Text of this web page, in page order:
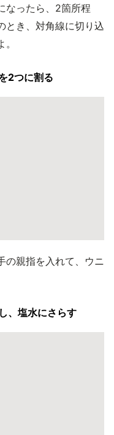
なったら、2箇所程
とき、対角線に切り込
2つに割る
の親指を入れて、ウニ
、塩水にさらす